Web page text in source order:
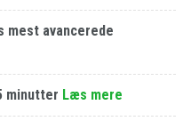
mest avancerede
minutter Læs mere